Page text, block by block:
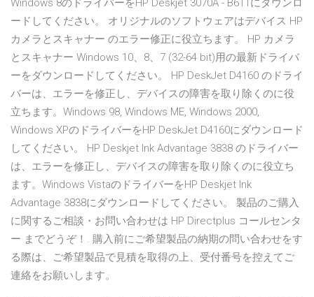
Windows 8のドライバーをHP Deskjet 3070A - B611にダウンロ
ードしてください。 オリジナルのソフトウェアはデバイス HP
カメラとスキャナー のエラー修正に役立ちます。 HP カメラ
とスキャナー Windows 10、8、7 (32-64 bit)用の最新ドライバ
ーをダウンロードしてください。 HP DeskJet D4160 のドライ
バーは、エラーを修正し、デバイスの障害を取り除くのに役
立ちます。Windows 98, Windows ME, Windows 2000,
Windows XPのドライバーをHP DeskJet D4160にダウンロード
してください。 HP Deskjet Ink Advantage 3838 のドライバー
は、エラーを修正し、デバイスの障害を取り除くのに役立ち
ます。Windows VistaのドライバーをHP Deskjet Ink
Advantage 3838にダウンロードしてください。 製品のご購入
に関するご相談・お問い合わせは HP Directplus コールセンタ
ー までどうぞ！. 購入前にご希望製品の納期の問い合わせをす
る際は、ご希望製品で見積を取得の上、受付番号を控えてご
連絡をお願いします。